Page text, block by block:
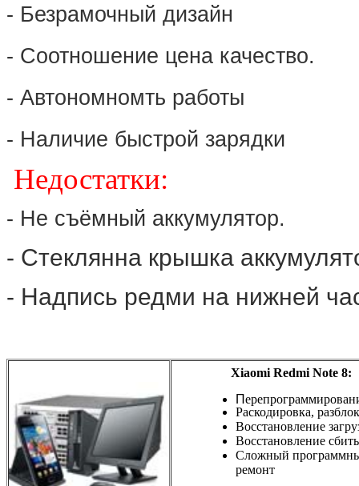
- Безрамочный дизайн
- Соотношение цена качество.
- Автономномть работы
- Наличие быстрой зарядки
Недостатки:
- Не съёмный аккумулятор.
- Стеклянна крышка
- Надпись редми на нижней
Xiaomi Redmi Note 8:
П
Раскодировка,
Восстановление
Восстановление
Сложный
ремонт